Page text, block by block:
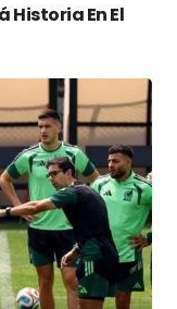
Historia En El